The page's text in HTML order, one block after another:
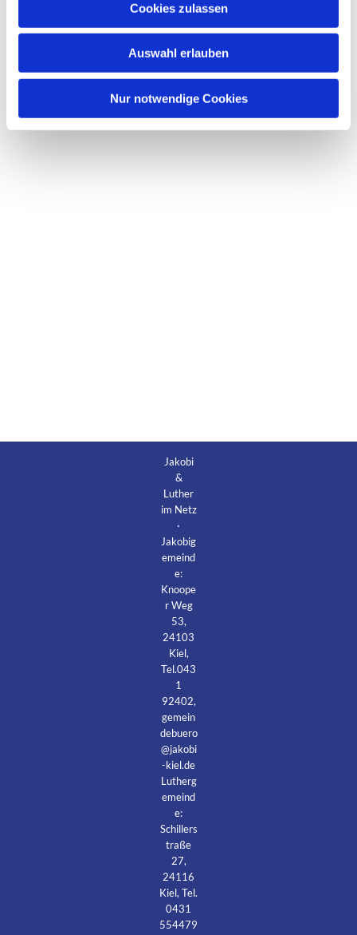
Cookies zulassen
Auswahl erlauben
Nur notwendige Cookies
Dies könnte Sie auch
interessieren
Jakobi
&
Luther
im Netz
·
Jakobig
emeind
e:
Knoope
r Weg
53,
24103
Kiel,
Tel.043
1
92402,
gemein
debuero
@jakobi
-kiel.de
Lutherg
emeind
e:
Schillers
traße
27,
24116
Kiel, Tel.
0431
554479